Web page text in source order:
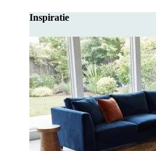
Inspiratie